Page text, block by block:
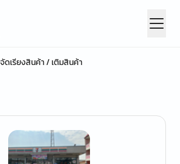
ดเรียงสินค้า / เติมสินค้า